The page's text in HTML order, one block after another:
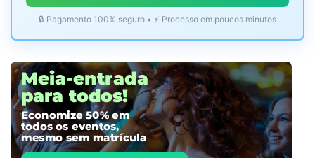
🔒 Pagamento 100% seguro • ⚡ Processo em poucos minutos